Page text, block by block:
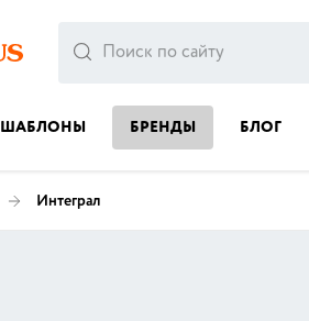
ШАБЛОНЫ БРЕНДЫ БЛОГ
Интеграл